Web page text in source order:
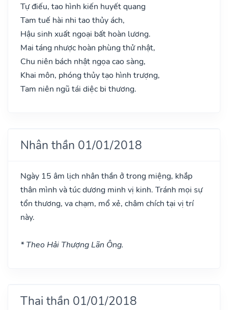
Tự điếu, tao hình kiến huyết quang
Tam tuế hài nhi tao thủy ách,
Hậu sinh xuất ngoại bất hoàn lương.
Mai táng nhược hoàn phùng thử nhật,
Chu niên bách nhật ngọa cao sàng,
Khai môn, phóng thủy tạo hình trượng,
Tam niên ngũ tái diệc bi thương.
Nhân thần 01/01/2018
Ngày 15 âm lịch nhân thần ở trong miệng, khắp
thân mình và túc dương minh vị kinh. Tránh mọi sự
tổn thương, va chạm, mổ xẻ, châm chích tại vị trí
này.
* Theo Hải Thượng Lãn Ông.
Thai thần 01/01/2018